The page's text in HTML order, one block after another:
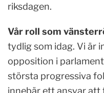
riksdagen.
Vår roll som
tydlig som idag. Vi är
opposition i
största progressiva
innebär ett ansvar att